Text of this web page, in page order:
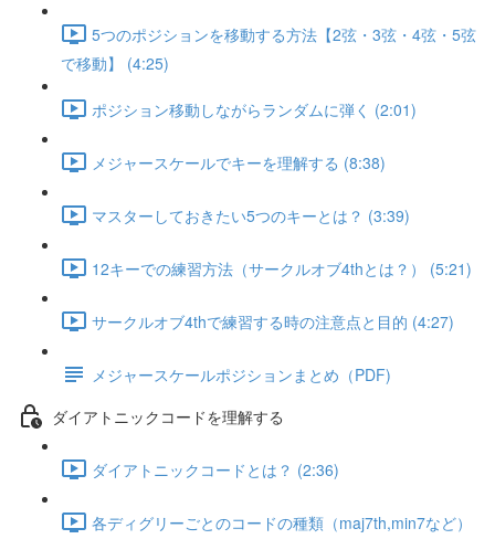
5つのポジションを移動する方法【2弦・3弦・4弦・5弦
で移動】 (4:25)
ポジション移動しながらランダムに弾く (2:01)
メジャースケールでキーを理解する (8:38)
マスターしておきたい5つのキーとは？ (3:39)
12キーでの練習方法（サークルオブ4thとは？） (5:21)
サークルオブ4thで練習する時の注意点と目的 (4:27)
メジャースケールポジションまとめ（PDF)
ダイアトニックコードを理解する
ダイアトニックコードとは？ (2:36)
各ディグリーごとのコードの種類（maj7th,min7など）